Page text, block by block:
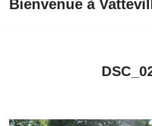
Bienvenue à